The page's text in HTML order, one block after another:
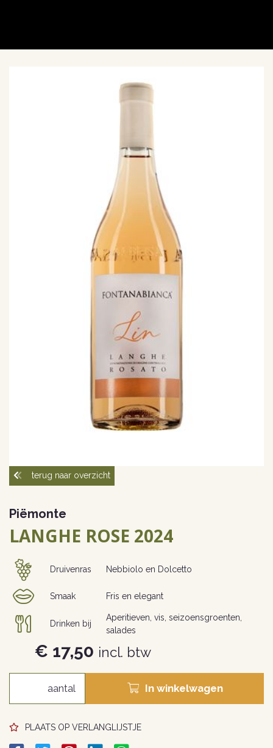
terug naar overzicht
Piëmonte
LANGHE ROSE 2024
Druivenras Nebbiolo en Dolcetto
Smaak Fris en elegant
Drinken bij
Aperitieven, vis, seizoensgroenten,
salades
€ 17,50 incl. btw
In winkelwagen
PLAATS OP VERLANGLIJSTJE